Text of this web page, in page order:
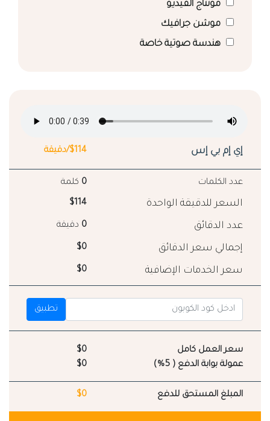
مونتاج الفيديو
موشن جرافيك
هندسة صوتية خاصة
إي إم بي إس $114/دقيقة
عدد الكلمات 0 كلمة
السعر للدقيقة الواحدة $114
عدد الدقائق 0 دقيقة
إجمالي سعر الدقائق $0
سعر الخدمات الإضافية $0
تطبيق
سعر العمل كامل
$0
عمولة بوابة الدفع ( 5%)
$0
المبلغ المستحق للدفع $0